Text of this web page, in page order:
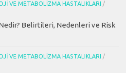
VE METABOLIZMA HASTALIKLARI
/
Belirtileri, Nedenleri ve Risk
VE METABOLIZMA HASTALIKLARI
/